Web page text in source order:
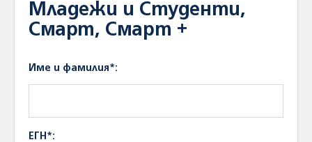
Младежи и Студенти,
Смарт, Смарт +
Име и фамилия*:
ЕГН*: